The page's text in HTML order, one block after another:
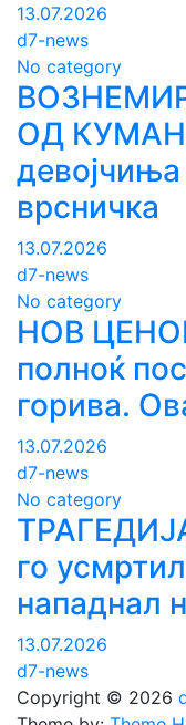
13.07.2026
d7-news
No category
ОД
врсничка
13.07.2026
d7-news
No category
НОВ
полноќ
горива.
13.07.2026
d7-news
No category
го
нападнал
13.07.2026
d7-news
Copyright © 2026